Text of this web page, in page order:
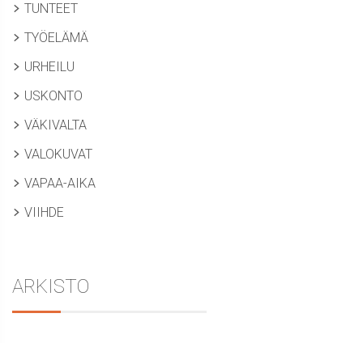
TUNTEET
TYÖELÄMÄ
URHEILU
USKONTO
VÄKIVALTA
VALOKUVAT
VAPAA-AIKA
VIIHDE
ARKISTO